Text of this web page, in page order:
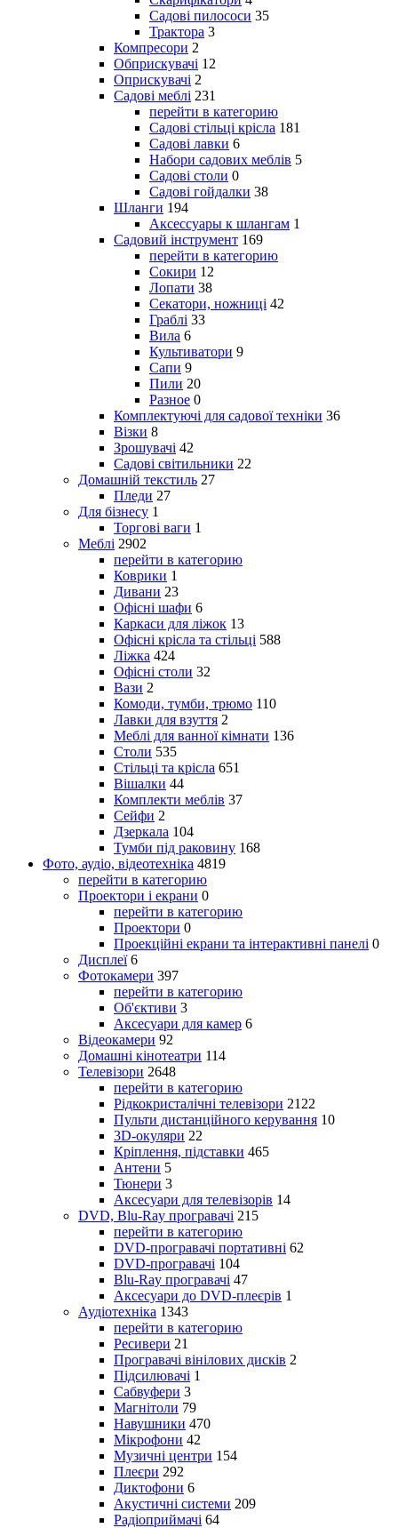
Садові пилососи 35
Трактора 3
Компресори 2
Обприскувачі 12
Оприскувачі 2
Садові меблі 231
перейти в категорию
Садові стільці крісла 181
Садові лавки 6
Набори садових меблів 5
Садові столи 0
Садові гойдалки 38
Шланги 194
Аксессуары к шлангам 1
Садовий інструмент 169
перейти в категорию
Сокири 12
Лопати 38
Секатори, ножниці 42
Граблі 33
Вила 6
Культиватори 9
Сапи 9
Пили 20
Разное 0
Комплектуючі для садової техніки 36
Візки 8
Зрошувачі 42
Садові світильники 22
Домашній текстиль 27
Пледи 27
Для бізнесу 1
Торгові ваги 1
Меблі 2902
перейти в категорию
Коврики 1
Дивани 23
Офісні шафи 6
Каркаси для ліжок 13
Офісні крісла та стільці 588
Ліжка 424
Офісні столи 32
Вази 2
Комоди, тумби, трюмо 110
Лавки для взуття 2
Меблі для ванної кімнати 136
Столи 535
Стільці та крісла 651
Вішалки 44
Комплекти меблів 37
Сейфи 2
Дзеркала 104
Тумби під раковину 168
Фото, аудіо, відеотехніка 4819
перейти в категорию
Проектори і екрани 0
перейти в категорию
Проектори 0
Проекційні екрани та інтерактивні панелі 0
Дисплеї 6
Фотокамери 397
перейти в категорию
Об'єктиви 3
Аксесуари для камер 6
Відеокамери 92
Домашні кінотеатри 114
Телевізори 2648
перейти в категорию
Рідкокристалічні телевізори 2122
Пульти дистанційного керування 10
3D-окуляри 22
Кріплення, підставки 465
Антени 5
Тюнери 3
Аксесуари для телевізорів 14
DVD, Blu-Ray програвачі 215
перейти в категорию
DVD-програвачі портативні 62
DVD-програвачі 104
Blu-Ray програвачі 47
Аксесуари до DVD-плеєрів 1
Аудіотехніка 1343
перейти в категорию
Ресивери 21
Програвачі вінілових дисків 2
Підсилювачі 1
Сабвуфери 3
Магнітоли 79
Навушники 470
Мікрофони 42
Музичні центри 154
Плеєри 292
Диктофони 6
Акустичні системи 209
Радіоприймачі 64